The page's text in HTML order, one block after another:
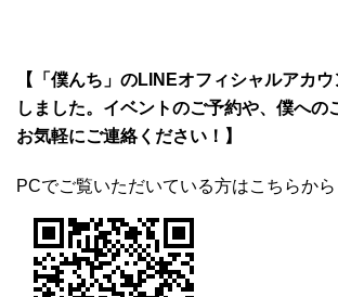
【「僕んち」のLINEオフィシャルアカ
しました。イベントのご予約や、僕への
お気軽にご連絡ください！】
PCでご覧いただいている方はこちらから